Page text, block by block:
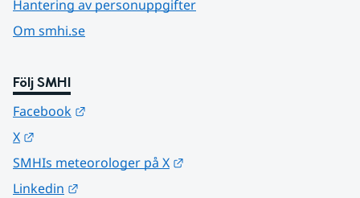
Hantering av personuppgifter
Om smhi.se
Följ SMHI
Facebook
X
SMHIs meteorologer på X
Linkedin